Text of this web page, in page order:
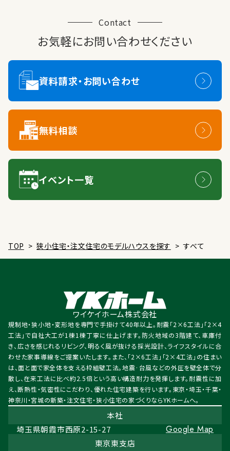
Contact
お気軽にお問い合わせください
資料請求・お問い合わせ
無料相談
イベント一覧
TOP > 狭小住宅・注文住宅のモデルハウスを探す > すべて
ワイケイホーム株式会社
規制地・狭小地・変形地を専門で手掛けて40年以上。耐震「2×6工法」「2×4
工法」で自社大工が1棟1棟丁寧に仕上げます。防火地域の3階建て、車庫付
き、広さを感じれるリビング、明るく風が抜ける採光設計、ライフスタイルに合
わせた家事導線をご提案いたします。また、「2×6工法」「2×4工法」の住まい
は、面と面で家全体を支える枠組壁工法。地震·台風などの外圧を壁全体で分
散し、在来工法に比べ約2.5倍という高い構造耐力を発揮します。耐震性に加
え、断熱性・気密性にこだわり、優れた住宅建築を行います。東京・埼玉・千葉・
神奈川・宮城の新築・注文住宅・狭小住宅の家づくりならYKホームへ。
本社
埼玉県朝霞市西原2-15-27
Google Map
東京東支店